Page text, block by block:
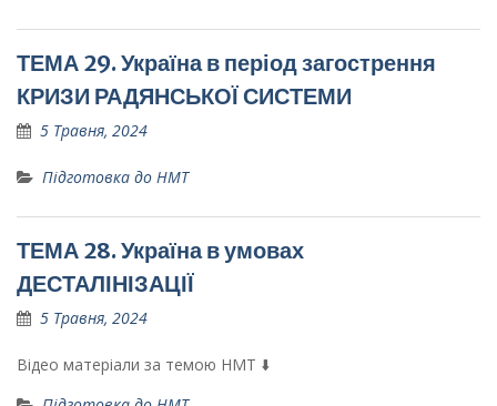
ТЕМА 29. Україна в період загострення
КРИЗИ РАДЯНСЬКОЇ СИСТЕМИ
5 Травня, 2024
Підготовка до НМТ
ТЕМА 28. Україна в умовах
ДЕСТАЛІНІЗАЦІЇ
5 Травня, 2024
Відео матеріали за темою НМТ ⬇️